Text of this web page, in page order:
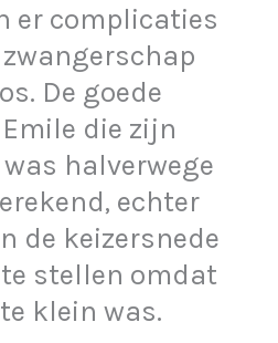
er complicaties
De goede
die zijn
halverwege
echter
de keizersnede
stellen omdat
klein was.